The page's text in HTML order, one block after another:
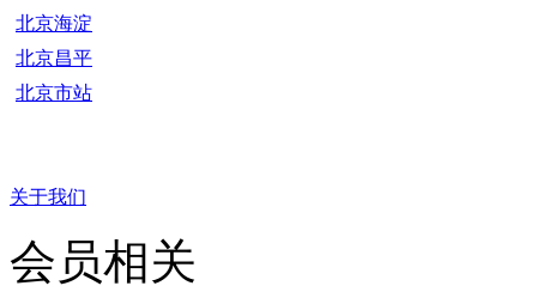
北京海淀
北京昌平
北京市站
关于我们
会员相关